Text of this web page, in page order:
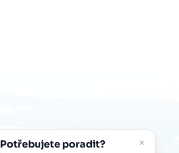
Potřebujete poradit?